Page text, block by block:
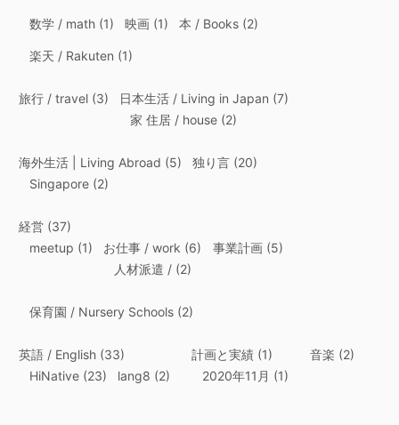
数学 / math(1) 映画(1) 本 / Books(2)
楽天 / Rakuten (1)
旅行 / travel(3) 日本生活 / Living in Japan (7)
家 住居 / house(2)
海外生活 | Living Abroad (5)
Singapore(2)
独り言(20)
経営(37)
meetup (1) お仕事 / work (6)
人材派遣 /(2)
事業計画(5)
保育園 / Nursery Schools(2)
英語 / English(33)
HiNative(23) lang8 (2)
計画と実績(1)
2020年11月 (1)
音楽 (2)